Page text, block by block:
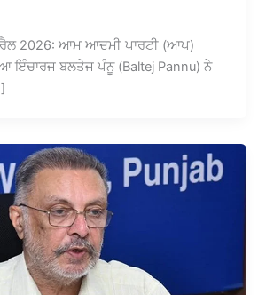
2026: ਆਮ ਆਦਮੀ ਪਾਰਟੀ (ਆਪ)
ਇੰਚਾਰਜ ਬਲਤੇਜ ਪੰਨੂ (Baltej Pannu) ਨੇ